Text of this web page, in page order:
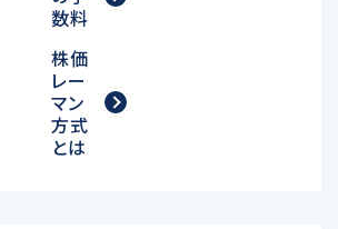
数料
株価
レー
マン
方式
とは